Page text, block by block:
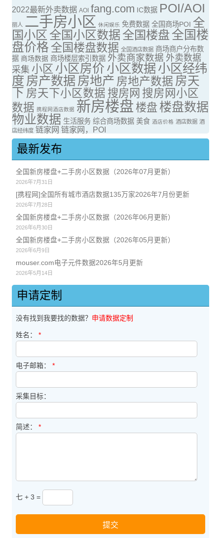
2022最新外卖数据 AOI fang.com IC数据 POI/AOI
丽人 二手房小区 休闲娱乐 免费数据 全国商场POI 全
国小区 全国小区数据全国楼盘全国楼
盘价格 全国楼盘数据 全国酒店数据 商场商户分布数
据 商场数据 商场楼层索引数据 外卖商家数据 外卖数据
采集 小区 小区房价 小区数据小区经纬
度 房产数据 房地产 房地产数据 房天
下 房天下小区数据 搜房网 搜房网小区
数据 携程网酒店数据 新房楼盘 楼盘 楼盘数据
物业数据 生活服务 综合商场数据 美食 酒店价格 酒店数据 酒
店经纬度 链家网 链家网，POI
最新发布
全国新房楼盘+二手房小区数据（2026年07月更新）
2026年7月31日
[携程网]全国所有城市酒店数据135万家2026年7月份更新
2026年7月28日
全国新房楼盘+二手房小区数据（2026年06月更新）
2026年6月30日
全国新房楼盘+二手房小区数据（2026年05月更新）
2026年6月9日
mouser.com电子元件数据2026年5月更新
2026年5月14日
申请定制
没有找到我要找的数据？ 申请数据定制
姓名： *
电子邮箱： *
采集目标：
简述： *
七 + 3 =